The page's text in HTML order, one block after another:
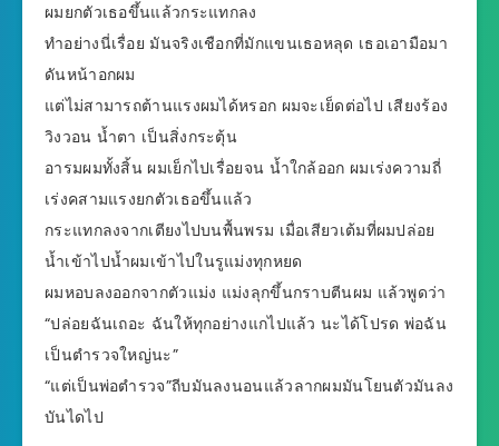
ผมยกตัวเธอขึ้นแล้วกระแทกลง
ทำอย่างนี่เรื่อย มันจริงเชือกที่มักแขนเธอหลุด เธอเอามือมา
ดันหน้าอกผม
แต่ไม่สามารถต้านแรงผมได้หรอก ผมจะเย็ดต่อไป เสียงร้อง
วิงวอน น้ำตา เป็นสิ่งกระตุ้น
อารมผมทั้งสิ้น ผมเย็กไปเรื่อยจน น้ำใกล้ออก ผมเร่งความถี่
เร่งคสามแรงยกตัวเธอขึ้นแล้ว
กระแทกลงจากเตียงไปบนพื้นพรม เมื่อเสียวเต้มที่ผมปล่อย
น้ำเข้าไปน้ำผมเข้าไปในรูแม่งทุกหยด
ผมหอบลงออกจากตัวแม่ง แม่งลุกขึ้นกราบตีนผม แล้วพูดว่า
“ปล่อยฉันเถอะ ฉันให้ทุกอย่างแกไปแล้ว นะได้โปรด พ่อฉัน
เป็นตำรวจใหญ่นะ”
“แต่เป็นพ่อตำรวจ”ถีบมันลงนอนแล้วลากผมมันโยนตัวมันลง
บันไดไป